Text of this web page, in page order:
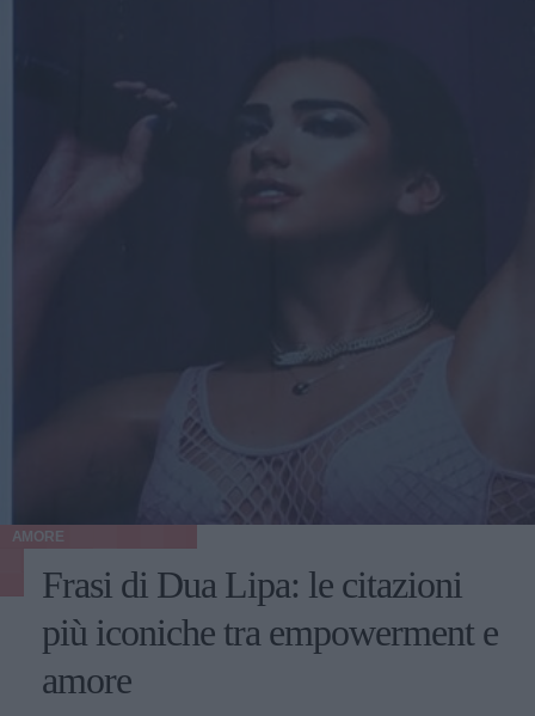
AMORE
Frasi di Dua Lipa: le citazioni
più iconiche tra empowerment e
amore